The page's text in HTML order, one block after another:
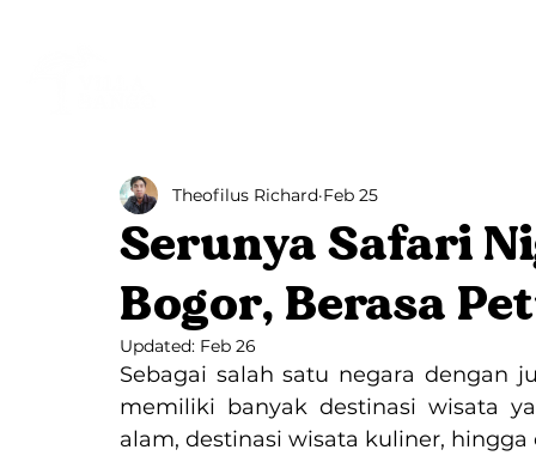
Serunya Safari
Bogor, Berasa
Theofilus Richard Feb 25
Updated: Feb 26
Sebagai salah satu negara dengan
memiliki banyak destinasi wisata
alam, destinasi wisata kuliner,